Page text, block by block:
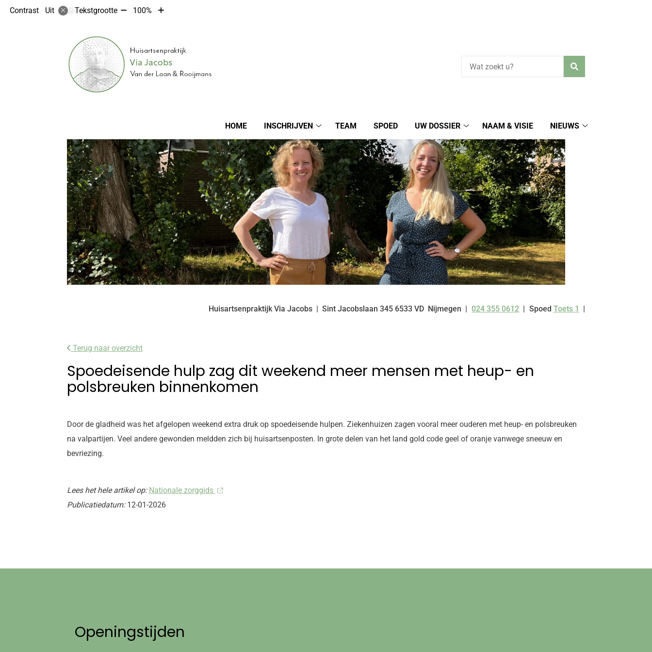
Contrast Uit Tekstgrootte Tekst100%
Tekst
HOME
INSCHRIJVEN
submenu
TEAM SPOED
UW DOSSIER
dossier
submenu
NAAM & VISIE
NIEUWS
Huisartsenpraktijk Via Jacobs Sint Jacobslaan 345 6533 VD Nijmegen Tel:
024 355 0612 Spoed Toets 1
Terug naar overzicht
Spoedeisende hulp zag dit weekend meer mensen met heup- en
polsbreuken binnenkomen
Door de gladheid was het afgelopen weekend extra druk op spoedeisende hulpen. Ziekenhuizen zagen vooral meer ouderen met heup- en polsbreuken
na valpartijen. Veel andere gewonden meldden zich bij huisartsenposten. In grote delen van het land gold code geel of oranje vanwege sneeuw en
bevriezing.
Lees het hele artikel op: Nationale zorggids
Publicatiedatum: 12-01-2026
Openingstijden